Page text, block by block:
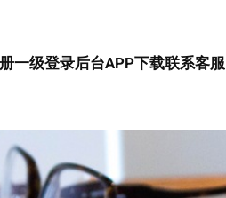
一级登录后台APP下载联系客服